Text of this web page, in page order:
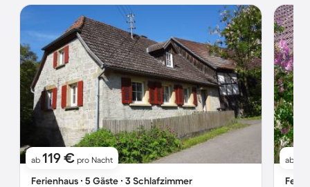
ab 119 € pro Nacht
Ferienhaus ∙ 5 Gäste ∙ 3 Schlafzimmer
ab